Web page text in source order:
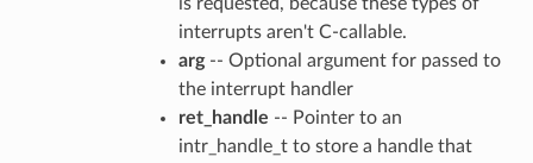
interrupts aren't C-callable.
arg-- Optional argument for passed to
the interrupt handler
ret_handle -- Pointer to an
intr_handle_t to store a handle that